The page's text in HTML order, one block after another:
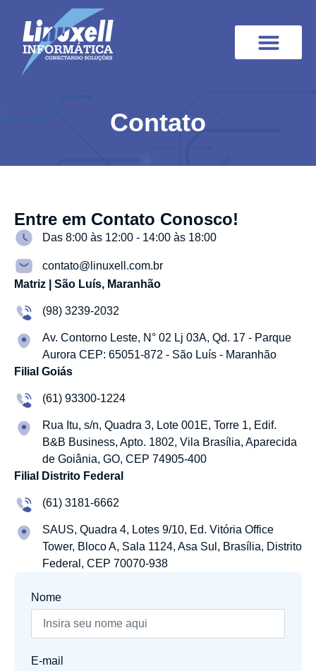
Contato
Entre em Contato Conosco!
Das 8:00 às 12:00 - 14:00 às 18:00
contato@linuxell.com.br
Matriz | São Luís, Maranhão
(98) 3239-2032
Av. Contorno Leste, N° 02 Lj 03A, Qd. 17 - Parque
Aurora CEP: 65051-872 - São Luís - Maranhão
Filial Goiás
(61) 93300-1224
Rua Itu, s/n, Quadra 3, Lote 001E, Torre 1, Edif.
B&B Business, Apto. 1802, Vila Brasília, Aparecida
de Goiânia, GO, CEP 74905-400
Filial Distrito Federal
(61) 3181-6662
SAUS, Quadra 4, Lotes 9/10, Ed. Vitória Office
Tower, Bloco A, Sala 1124, Asa Sul, Brasília, Distrito
Federal, CEP 70070-938
Nome
E-mail